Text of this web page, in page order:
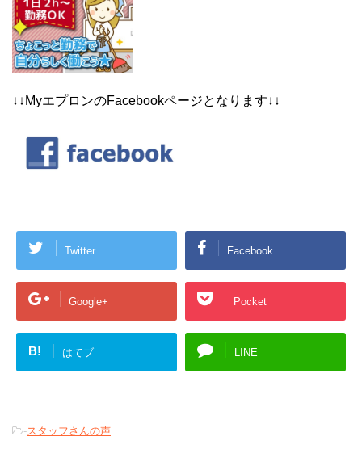
↓↓MyエプロンのFacebookページとなります↓↓
Twitter Facebook
Google+ Pocket
B! はてブ LINE
-スタッフさんの声